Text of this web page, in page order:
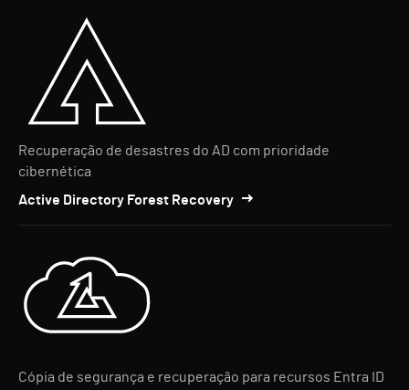
Recuperação de desastres do AD com prioridade
cibernética
Active Directory Forest Recovery
Cópia de segurança e recuperação para recursos Entra ID